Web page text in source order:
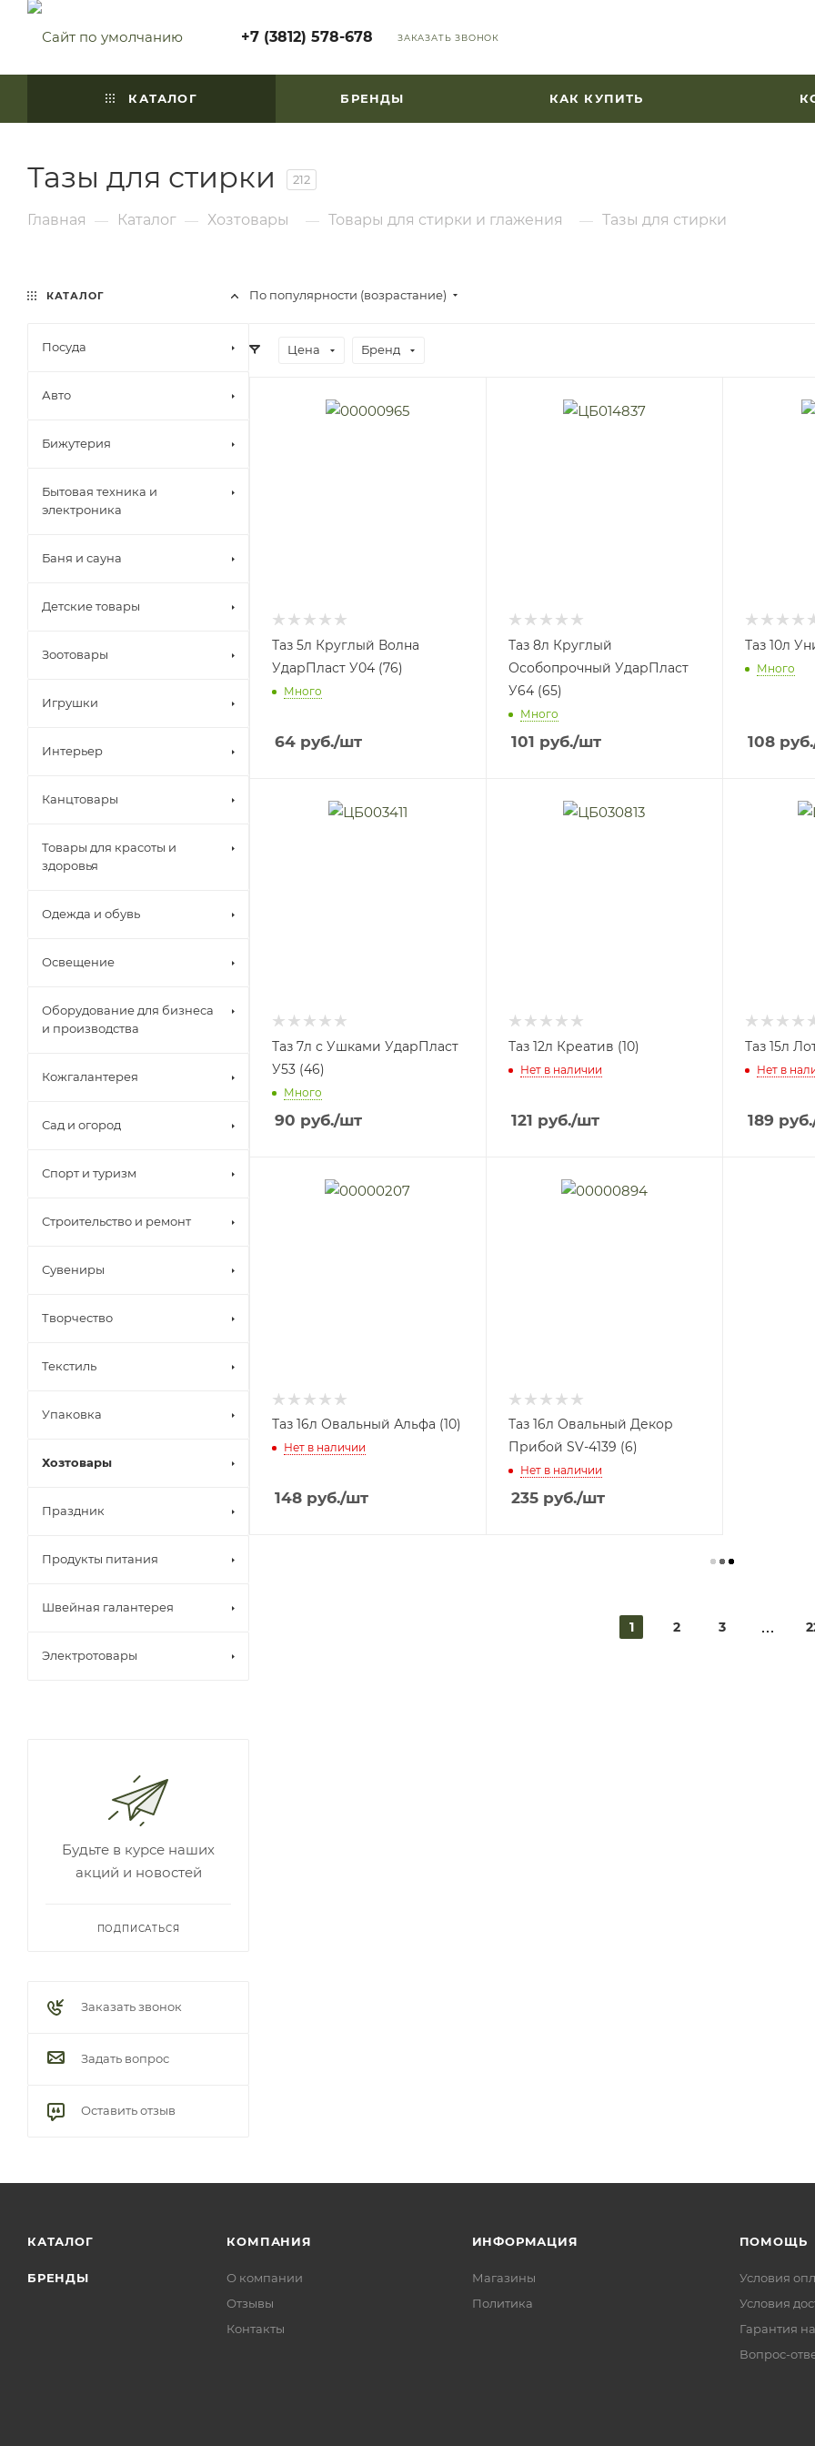
+7 (3812) 578-678 ЗАКАЗАТЬ ЗВОНОК
КАТАЛОГ БРЕНДЫ КАК КУПИТЬ
Тазы для стирки 212
Главная — Каталог — Хозтовары — Товары для стирки и глажения — Тазы для стирки
По популярности (возрастание)
Цена Бренд
Таз 5л Круглый Волна
УдарПласт У04 (76)
Много
64 руб./шт
Таз 8л Круглый
Особопрочный УдарПласт
У64 (65)
Много
101 руб./шт
Таз 10л
Много
108руб.
Таз 7л с Ушками УдарПласт
У53 (46)
Много
90 руб./шт
Таз 12л Креатив (10)
Нет в наличии
121 руб./шт
Таз 15л
Нет в
189 руб.
Таз 16л Овальный Альфа (10)
Нет в наличии
148 руб./шт
Таз 16л Овальный Декор
Прибой SV-4139 (6)
Нет в наличии
235руб./шт
1 2 3
КАТАЛОГ
Посуда
Авто
Бижутерия
Бытовая техника и
электроника
Баня и сауна
Детские товары
Зоотовары
Игрушки
Интерьер
Канцтовары
Товары для красоты и
здоровья
Одежда и обувь
Освещение
Оборудование для бизнеса
и производства
Кожгалантерея
Сад и огород
Спорт и туризм
Строительство и ремонт
Сувениры
Творчество
Текстиль
Упаковка
Хозтовары
Праздник
Продукты питания
Швейная галантерея
Электротовары
Будьте в курсе наших
акций и новостей
ПОДПИСАТЬСЯ
Заказать звонок
Задать вопрос
Оставить отзыв
КАТАЛОГ
БРЕНДЫ
КОМПАНИЯ
О компании
Отзывы
Контакты
ИНФОРМАЦИЯ
Магазины
Политика
ПОМОЩЬ
Условия
Условия
Гарантия
Вопрос-